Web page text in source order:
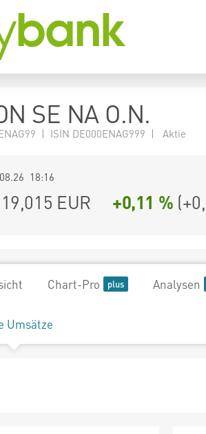
SE NA O.N.
| ISIN DE000ENAG999 | Aktie
18:16
19,015 EUR +0,11 % (
Chart-Pro Analysen
Umsätze